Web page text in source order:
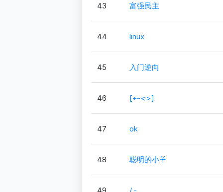
43 富强民主
44 linux
45 入门逆向
46 [+-<>]
47 ok
48 聪明的小羊
49 /.-